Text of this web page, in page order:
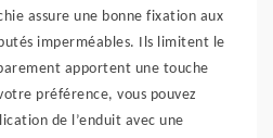
assure une bonne fixation aux
imperméables. Ils limitent le
apportent une touche
préférence, vous pouvez
de l’enduit avec une